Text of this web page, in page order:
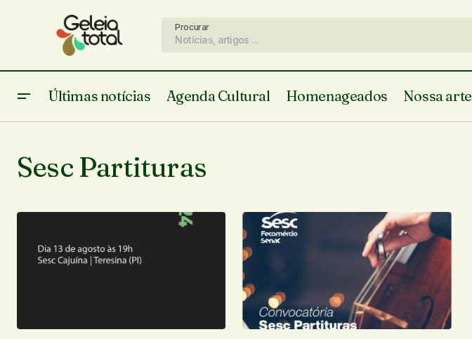
Procurar
Últimas notícias Agenda Cultural Homenageados Nossa arte
Sesc Partituras